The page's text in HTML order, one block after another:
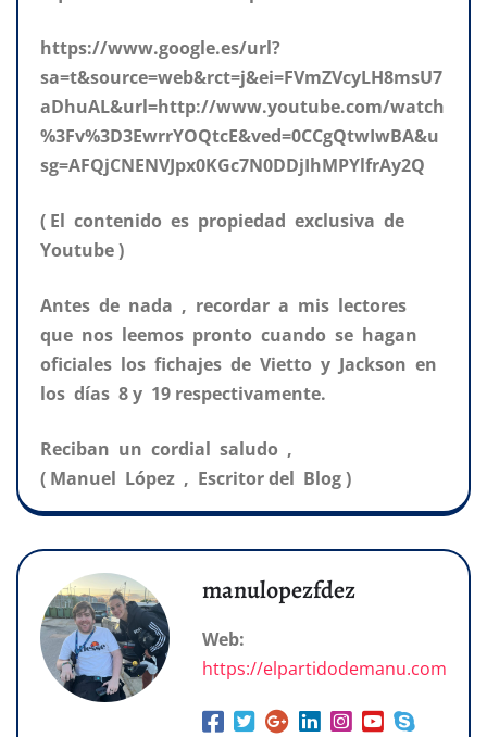
https://www.google.es/url?
sa=t&source=web&rct=j&ei=FVmZVcyLH8msU7
aDhuAL&url=http://www.youtube.com/watch
%3Fv%3D3EwrrYOQtcE&ved=0CCgQtwIwBA&u
sg=AFQjCNENVJpx0KGc7N0DDjIhMPYlfrAy2Q
( El contenido es propiedad exclusiva de
Youtube )
Antes de nada , recordar a mis lectores
que nos leemos pronto cuando se hagan
oficiales los fichajes de Vietto y Jackson en
los días 8 y 19 respectivamente.
Reciban un cordial saludo ,
( Manuel López , Escritor del Blog )
manulopezfdez
Web:
https://elpartidodemanu.com